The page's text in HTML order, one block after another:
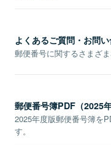
よくあるご質問・お問
郵便番号に関するさまざ
郵便番号簿PDF（2025年
2025年度版郵便番号簿を
す。